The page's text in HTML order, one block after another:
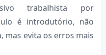
trabalhista por
é introdutório, não
mas evita os erros mais